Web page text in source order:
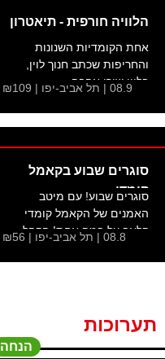
הלוויה חורפית - תיאטרון
אחת הקומדיות השנונות
והחריפות שכתב חנוך לוין,
בלווי שירי אהבה...
08.9 | תל אביב-יפו | ₪109
סוגרים שבוע בקאמל
קומדי
סוגרים שבוע! עם מיטב
האמנים של הקאמל קומדי
קלאב על במה אחת! הקהל
08.8 | תל אביב-יפו | ₪56
תערוכות
הנחה